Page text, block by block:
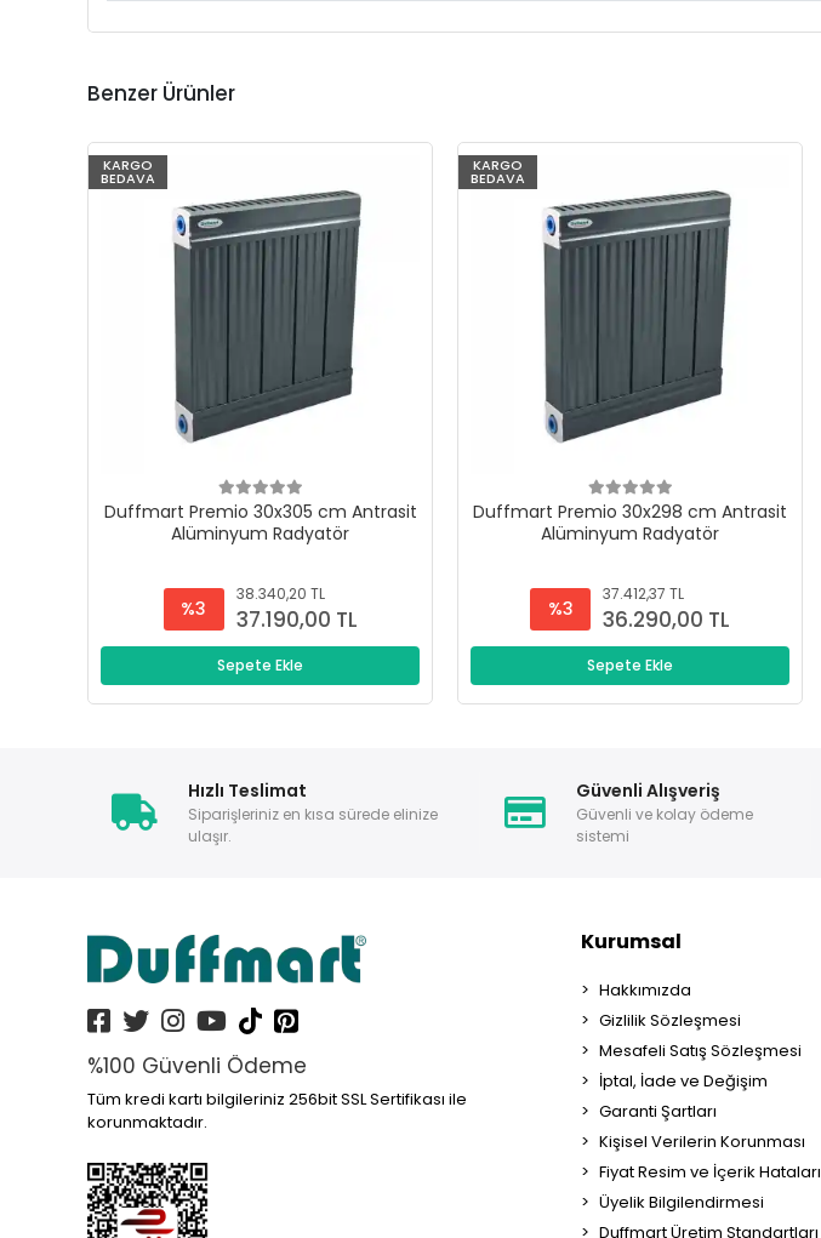
Benzer Ürünler
KARGO
BEDAVA
Duffmart Premio 30x305 cm Antrasit
Alüminyum Radyatör
%3
38.340,20 TL
37.190,00 TL
Sepete Ekle
KARGO
BEDAVA
Duffmart Premio 30x298 cm Antrasit
Alüminyum Radyatör
%3
37.412,37 TL
36.290,00 TL
Sepete Ekle
Hızlı Teslimat
Siparişleriniz en kısa sürede elinize
ulaşır.
Güvenli Alışveriş
Güvenli ve kolay ödeme
sistemi
%100 Güvenli Ödeme
Tüm kredi kartı bilgileriniz 256bit SSL Sertifikası ile
korunmaktadır.
Kurumsal
Hakkımızda
Gizlilik Sözleşmesi
Mesafeli Satış Sözleşmesi
İptal, İade ve Değişim
Garanti Şartları
Kişisel Verilerin Korunması
Fiyat Resim ve İçerik Hataları
Üyelik Bilgilendirmesi
Duffmart Üretim Standartları